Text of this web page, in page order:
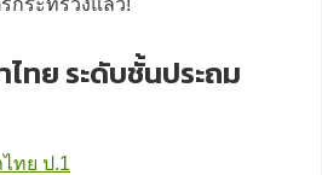
กระทรวงแล้ว!
ทย ระดับชั้นประถม
ทย ป.1